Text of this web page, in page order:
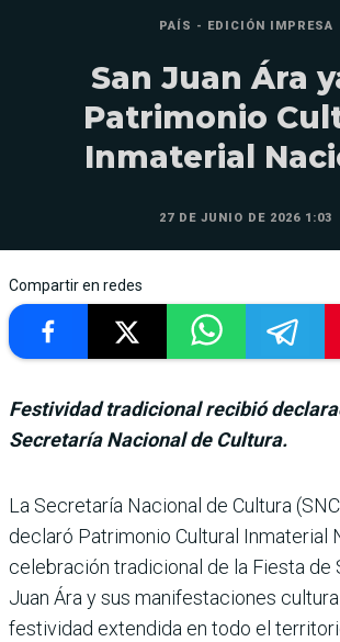
PAÍS - EDICIÓN IMPRESA
San Juan Ára
Patrimonio
Inmaterial
27 DE JUNIO DE 2026 1:03
Compartir en redes
Festividad tradicional recibió
Secretaría Nacional de Cultura.
La Secretaría Nacio­nal de Cultura
declaró Patrimonio Cultural Inma­terial
celebra­ción tradicional de la Fiesta de
Juan Ára y sus manifestaciones
festividad extendida en todo el